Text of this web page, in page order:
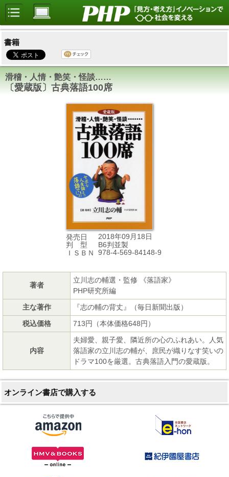
書籍
滑稽・人情・艶笑・怪談……
〔愛蔵版〕古典落語100席
発売日
2018年09月18日
判 型
B6判並製
ＩＳＢＮ
978-4-569-84148-9
著者
立川志の輔選・監修 《落語家》
PHP研究所編
主な著作
『志の輔の背丈』（毎日新聞出版）
税込価格
713円（本体価格648円）
内容
夫婦愛、親子愛、隣近所の心のふれあい。人気
落語家の立川志の輔が、庶民が織りなす笑いの
ドラマ100を厳選。古典落語入門の愛蔵版。
オンライン書店で購入する